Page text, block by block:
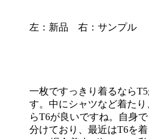
左：新品 右：サンプル
一枚ですっきり着るなら
す。中にシャツなど着た
らT6が良いですね。自身
分けており、最近はT6を着